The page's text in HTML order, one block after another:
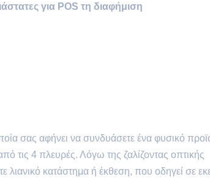
για POS τη διαφήμιση
σας αφήνει να συνδυάσετε ένα φυσικό
τις 4 πλευρές. Λόγω της ζαλίζοντας οπτικής
κατάστημα ή έκθεση, που οδηγεί σε